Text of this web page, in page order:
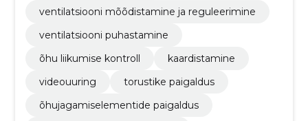
ventilatsiooni mõõdistamine ja reguleerimine
ventilatsiooni puhastamine
õhu liikumise kontroll
kaardistamine
videouuring
torustike paigaldus
õhujagamiselementide paigaldus